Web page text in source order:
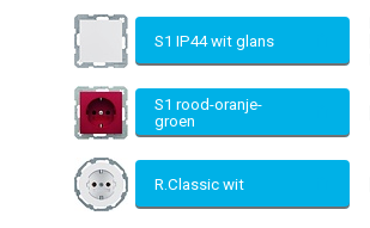
S1 IP44 wit glans
S1 rood-oranje-
groen
R.Classic wit